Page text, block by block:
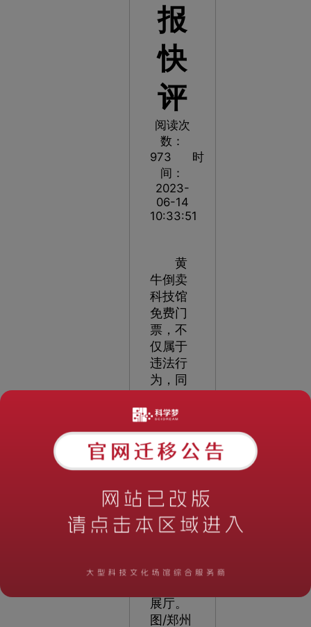
报
快
评
阅读次
数：
973
时
间：
2023-
06-14
10:33:51
黄
牛倒卖
科技馆
免费门
票，不
仅属于
违法行
为，同
害了科
技馆的
公益属
性。
▲
河南科
馆的创
展厅。
图/郑州